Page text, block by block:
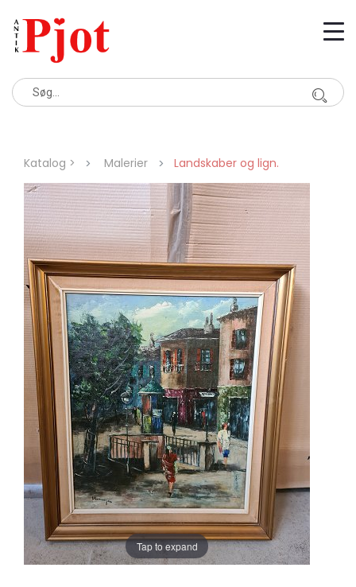
Katalog > Malerier Landskaber og lign.
Tap to expand